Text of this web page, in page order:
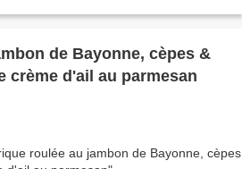
de Bayonne, cèpes &
crème d'ail au parmesan